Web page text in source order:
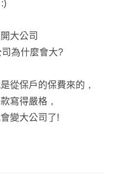
搭配及條款比較。
諮詢」來訊一起討論。
單🙂
話，後續討論及溝通
大公司
為什麼會大?
從保戶的保費來的，
寫得嚴格，
變大公司了!